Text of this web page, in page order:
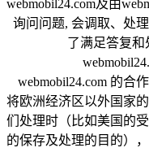
webmobil24.com及由
询问问题, 会调取、处
了满足答复
webmobil24.com 的合
将欧洲经济区以外国家
们处理时（比如美国的
的保存及处理的目的）